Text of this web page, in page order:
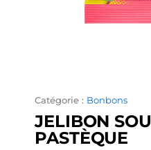
Catégorie : Bonbons
JELIBON
PASTÈQUE